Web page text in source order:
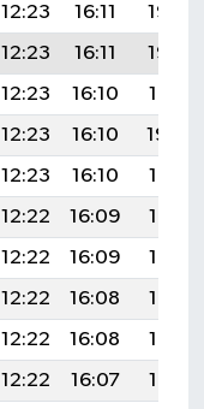
12:23 16:11
19:23
12:23 16:11
19:22
12:23 16:10
19:21
12:23 16:10
19:20
12:23 16:10
19:18
12:22 16:09
19:17
12:22 16:09
19:16
12:22 16:08
19:15
12:22 16:08
19:14
12:22 16:07
19:12